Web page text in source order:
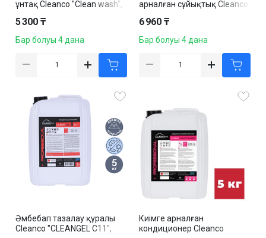
ұнтақ Cleanco "Clean wash",
5 300 ₸
Бар болуы 4 дана
арналған сұйықтық Cleanco
6 960 ₸
Бар болуы 4 дана
Әмбебап тазалау құралы
Cleanco "CLEANGEL C11",
Киімге арналған
кондиционер Cleanco